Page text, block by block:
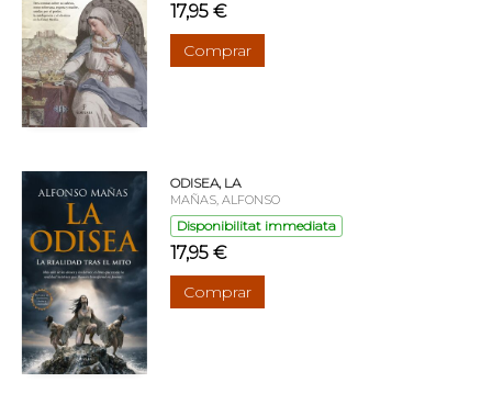
17,95 €
Comprar
ODISEA, LA
MAÑAS, ALFONSO
Disponibilitat immediata
17,95 €
Comprar